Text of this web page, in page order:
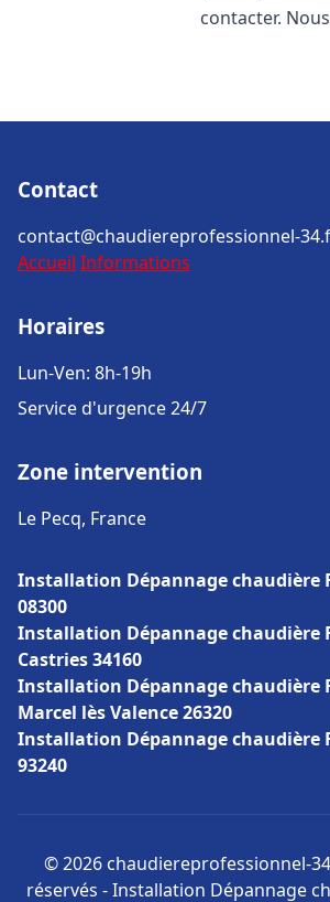
contacter. Nous
Contact
contact@chaudiereprofessionnel-
Accueil Informations
Horaires
Lun-Ven: 8h-19h
Service d'urgence 24/7
Zone intervention
Le Pecq, France
Installation Dépannage chaudière
08300
Installation Dépannage chaudière
Castries 34160
Installation Dépannage chaudière
Marcel lès Valence 26320
Installation Dépannage chaudière
93240
© 2026 chaudiereprofessionnel-
réservés - Installation Dépannage